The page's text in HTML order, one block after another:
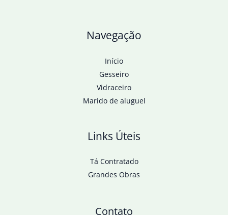
Navegação
Início
Gesseiro
Vidraceiro
Marido de aluguel
Links Úteis
Tá Contratado
Grandes Obras
Contato